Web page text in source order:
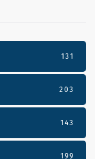
131
203
143
199